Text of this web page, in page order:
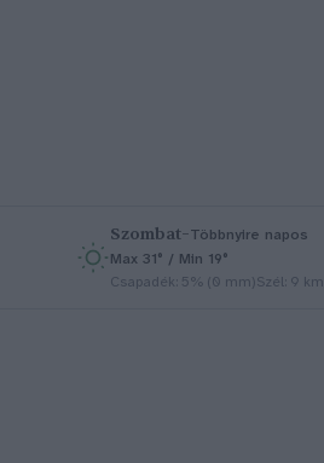
Szombat–Többnyire napos
Max 31° / Min 19°
Csapadék: 5% (0 mm)Szél: 9